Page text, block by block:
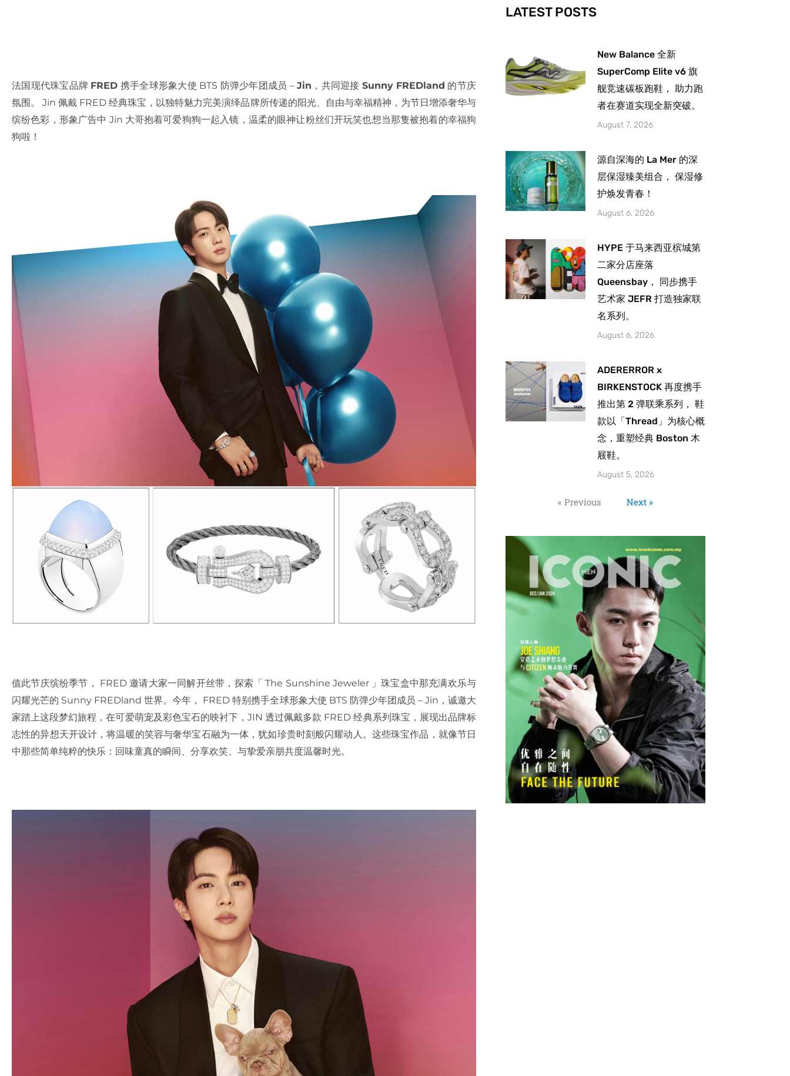
法国现代珠宝品牌 FRED 携手全球形象大使 BTS 防弹少年团成员 – Jin ，共同迎接 Sunny FREDland 的节庆
氛围。 Jin 佩戴 FRED 经典珠宝，以独特魅力完美演绎品牌所传递的阳光、自由与幸福精神，为节日增添奢华与
缤纷色彩，形象广告中 Jin 大哥抱着可爱狗狗一起入镜，温柔的眼神让粉丝们开玩笑也想当那隻被抱着的幸福狗
狗啦！
值此节庆缤纷季节， FRED 邀请大家一同解开丝带，探索「 The Sunshine Jeweler 」珠宝盒中那充满欢乐与
闪耀光芒的 Sunny FREDland 世界。今年， FRED 特别携手全球形象大使 BTS 防弹少年团成员 – Jin，诚邀大
家踏上这段梦幻旅程，在可爱萌宠及彩色宝石的映衬下，JIN 透过佩戴多款 FRED 经典系列珠宝，展现出品牌标
志性的异想天开设计，将温暖的笑容与奢华宝石融为一体，犹如珍贵时刻般闪耀动人。这些珠宝作品，就像节日
中那些简单纯粹的快乐：回味童真的瞬间、分享欢笑、与挚爱亲朋共度温馨时光。
-
f
m
LATEST POSTS
New Balance 全新
SuperComp Elite v6 旗
舰竞速碳板跑鞋， 助力跑
者在赛道实现全新突破。
August 7, 2026
源自深海的 La Mer 的深
层保湿臻美组合， 保湿修
护焕发青春！
August 6, 2026
HYPE 于马来西亚槟城第
二家分店座落
Queensbay， 同步携手
艺术家 JEFR 打造独家联
名系列。
August 6, 2026
ADERERROR x
BIRKENSTOCK 再度携手
推出第 2 弹联乘系列， 鞋
款以「Thread」为核心概
念，重塑经典 Boston 木
屐鞋。
August 5, 2026
« Previous Next »